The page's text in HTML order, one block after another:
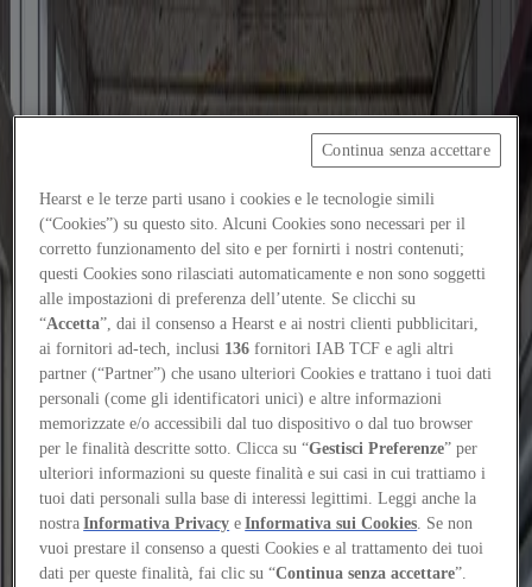
Focus on
Log in
Home
Tags
#felixzerdan
#felixzerdan
Santa María de Sijena: declino e giustizia poeticaFélix Zerdán
In Aragona, Sergio Sebastián e Pemán y Franco trasformano un
monastero segnato dalla guerra in un museo che dialoga con la storia
Hearst e le terze parti usano i cookies e le tecnologie simili
(“Cookies”) su questo sito. Alcuni Cookies sono necessari per il
corretto funzionamento del sito e per fornirti i nostri contenuti;
questi Cookies sono rilasciati automaticamente e non sono soggetti
alle impostazioni di preferenza dell’utente. Se clicchi su
“Accetta”, dai il consenso a Hearst e ai nostri clienti pubblicitari,
ai fornitori ad-tech, inclusi 136 fornitori IAB TCF e agli altri
partner (“Partner”) che usano ulteriori Cookies e trattano i tuoi dati
personali (come gli identificatori unici) e altre informazioni
memorizzate e/o accessibili dal tuo dispositivo o dal tuo browser
per le finalità descritte sotto. Clicca su “Gestisci Preferenze” per
ulteriori informazioni su queste finalità e sui casi in cui trattiamo i
tuoi dati personali sulla base di interessi legittimi. Leggi anche la
nostraInformativa Privacy eInformativa sui Cookies . Se non
vuoi prestare il consenso a questi Cookies e al trattamento dei tuoi
dati per queste finalità, fai clic su “Continua senza accettare”.
Continua senza accettare